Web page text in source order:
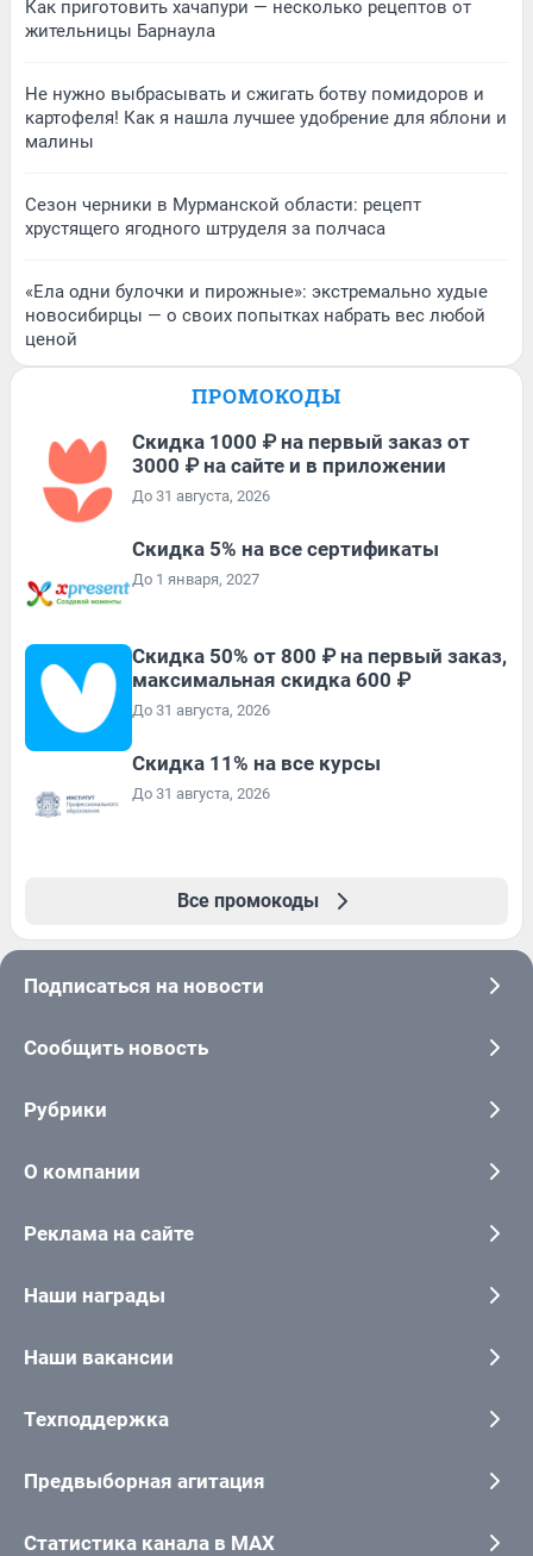
Как приготовить хачапури — несколько рецептов от
жительницы Барнаула
Не нужно выбрасывать и сжигать ботву помидоров и
картофеля! Как я нашла лучшее удобрение для яблони и
малины
Сезон черники в Мурманской области: рецепт
хрустящего ягодного штруделя за полчаса
«Ела одни булочки и пирожные»: экстремально худые
новосибирцы — о своих попытках набрать вес любой
ценой
ПРОМОКОДЫ
Скидка 1000 ₽ на первый заказ от
3000 ₽ на сайте и в приложении
До 31 августа, 2026
Скидка 5% на все сертификаты
До 1 января, 2027
Скидка 50% от 800 ₽ на первый заказ,
максимальная скидка 600 ₽
До 31 августа, 2026
Скидка 11% на все курсы
До 31 августа, 2026
Все промокоды
Подписаться на новости
Сообщить новость
Рубрики
О компании
Реклама на сайте
Наши награды
Наши вакансии
Техподдержка
Предвыборная агитация
Статистика канала в MAX